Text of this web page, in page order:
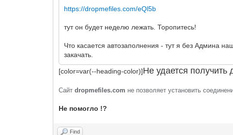
https://dropmefiles.com/eQl5b
тут он будет неделю лежать. Торопитесь!
Что касается автозаполнения - тут я без Админа
закачать.
[color=var(--heading-color)]Не удается получить
Сайтdropmefiles.com не позволяет установить
Не помогло !?
Find